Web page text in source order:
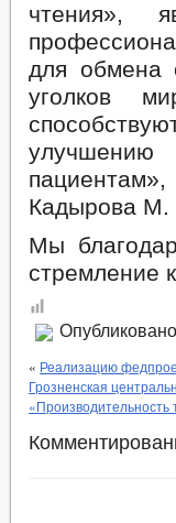
чтения»,
для обмена
уголков
Кадырова
Мы
стремление
« Реализацию
Грозненская
«Производительность